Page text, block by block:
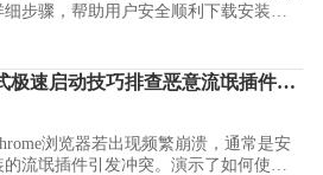
细步骤，帮助用户安全顺利下载安装浏
Chrome浏览器安全模式极速启动技巧排查恶意流氓插件冲突
浏览器若出现频繁崩溃，通常是安
的流氓插件引发冲突。演示了如何使用